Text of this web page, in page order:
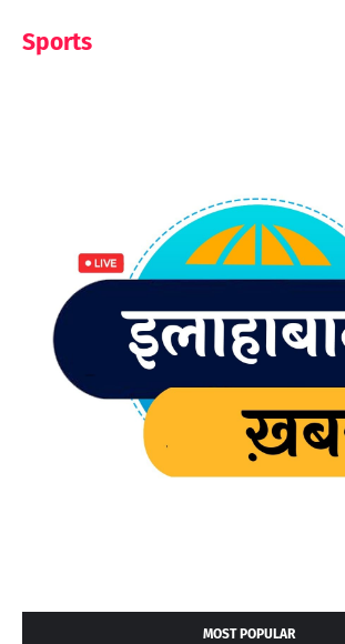
Sports
MOST POPULAR